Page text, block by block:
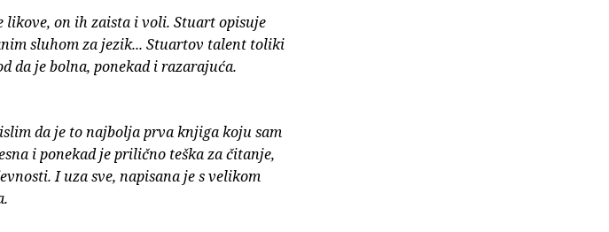
likove, on ih zaista i voli. Stuart opisuje
sluhom za jezik... Stuartov talent toliki
da je bolna, ponekad i razarajuća.
da je to najbolja prva knjiga koju sam
i ponekad je prilično teška za čitanje,
I uza sve, napisana je s velikom